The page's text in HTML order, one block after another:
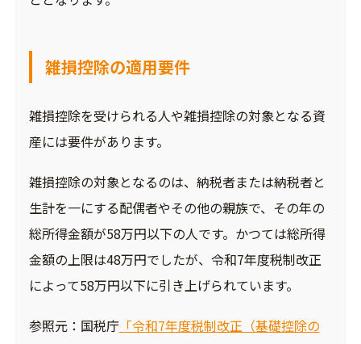
雑損控除の適用要件
雑損控除を受けられる人や雑損控除の対象となる資
産には要件があります。
雑損控除の対象となるのは、納税者または納税者と
生計を一にする配偶者やその他の親族で、その年の
総所得金額が58万円以下の人です。かつては総所得
金額の上限は48万円でしたが、令和7年度税制改正
によって58万円以下に引き上げられています。
参照元：国税庁「令和7年度税制改正（基礎控除の